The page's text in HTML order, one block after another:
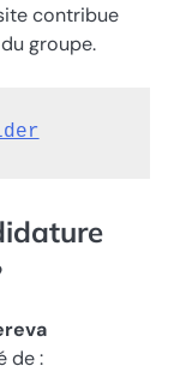
contribue
groupe.
de :